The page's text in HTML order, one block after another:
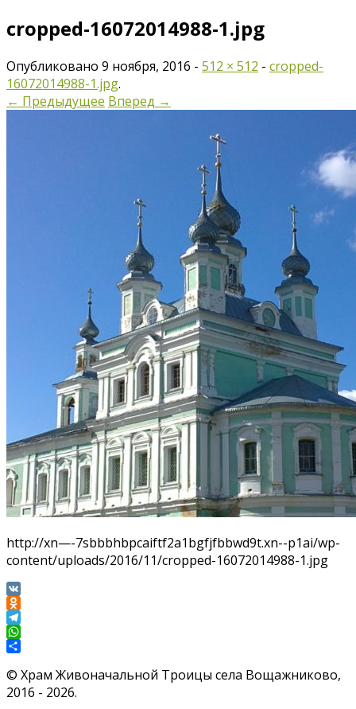
cropped-16072014988-1.jpg
Опубликовано 9 ноября, 2016 - 512 × 512 - cropped-
16072014988-1.jpg.
← Предыдущее Вперед →
http://xn—-7sbbbhbpcaiftf2a1bgfjfbbwd9t.xn--p1ai/wp-
content/uploads/2016/11/cropped-16072014988-1.jpg
VK
Odnoklassniki
Telegram
WhatsApp
© Храм Живоначальной Троицы села Вощажниково,
2016 - 2026.